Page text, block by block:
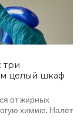
три
целый шкаф
от жирных
химию. Налёт